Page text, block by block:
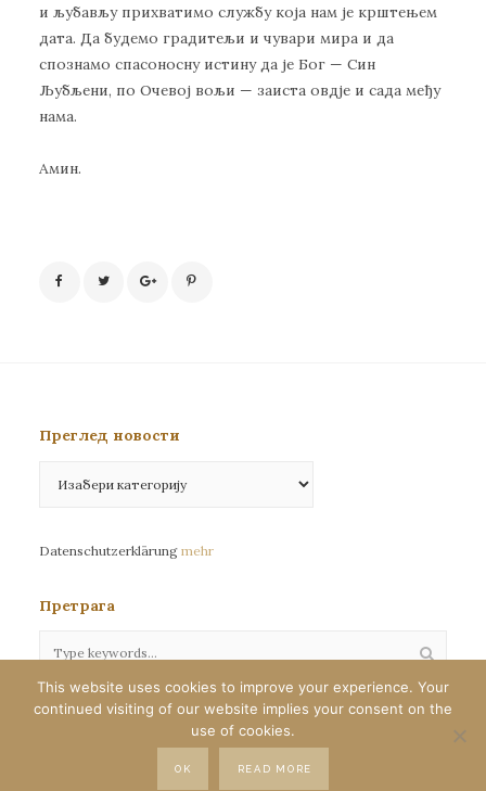
и љубављу прихватимо службу која нам је крштењем
дата. Да будемо градитељи и чувари мира и да
спознамо спасоносну истину да је Бог — Син
Љубљени, по Очевој вољи — заиста овдје и сада међу
нама.
Амин.
Преглед новости
новости
Datenschutzerklärung mehr
Претрага
Сва права задржана©eparhija-nemacka.com
Илустрације : Јелена Јефтић
This website uses cookies to improve your experience. Your
continued visiting of our website implies your consent on the
use of cookies.
OK READ MORE